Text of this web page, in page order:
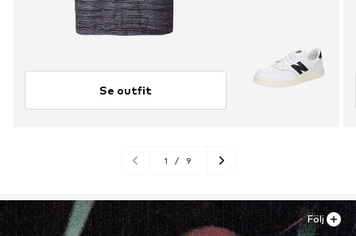
Se outfit
1 / 9
Följ